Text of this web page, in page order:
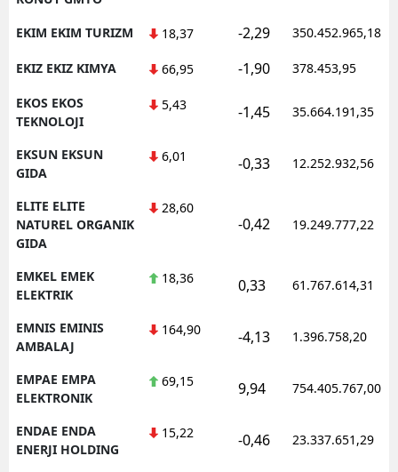
EKIM EKIM TURIZM 18,37 -2,29 350.452.965,18
EKIZ EKIZ KIMYA 66,95 -1,90 378.453,95
EKOS EKOS
TEKNOLOJI
5,43 -1,45 35.664.191,35
EKSUN EKSUN
GIDA
6,01 -0,33 12.252.932,56
ELITE ELITE
NATUREL ORGANIK
GIDA
28,60
-0,42 19.249.777,22
EMKEL EMEK
ELEKTRIK
18,36 0,33 61.767.614,31
EMNIS EMINIS
AMBALAJ
164,90 -4,13 1.396.758,20
EMPAE EMPA
ELEKTRONIK
69,15 9,94 754.405.767,00
ENDAE ENDA
ENERJI HOLDING
15,22 -0,46 23.337.651,29